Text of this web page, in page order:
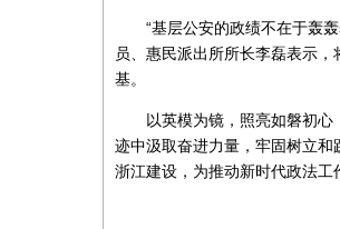
“基层公安的政绩不在于轰
员、惠民派出所所长李磊表示
基。
以英模为镜，照亮如磐初
迹中汲取奋进力量，牢固树立和
浙江建设，为推动新时代政法工